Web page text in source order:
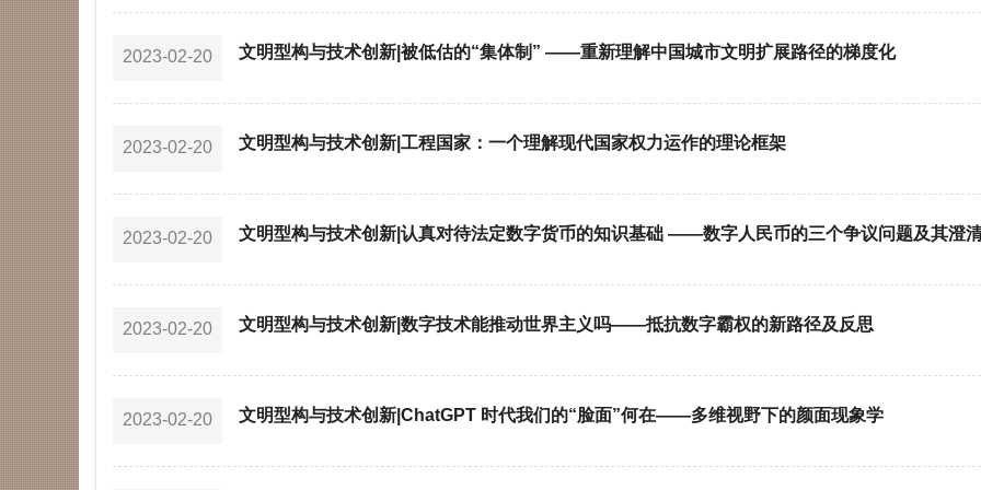
2023-02-20 文明型构与技术创新|被低估的“集体制” ——重新理解中国城市文明扩展路径的梯度化
2023-02-20 文明型构与技术创新|工程国家：一个理解现代国家权力运作的理论框架
2023-02-20 文明型构与技术创新|认真对待法定数字货币的知识基础 ——数字人民币的三个争议问题及其澄
2023-02-20 文明型构与技术创新|数字技术能推动世界主义吗——抵抗数字霸权的新路径及反思
2023-02-20 文明型构与技术创新|ChatGPT 时代我们的“脸面”何在——多维视野下的颜面现象学